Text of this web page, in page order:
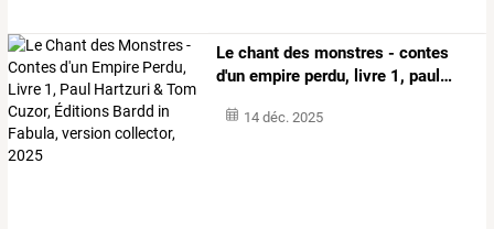
Le chant des monstres - contes
d'un empire perdu, livre 1, paul …
14 déc. 2025